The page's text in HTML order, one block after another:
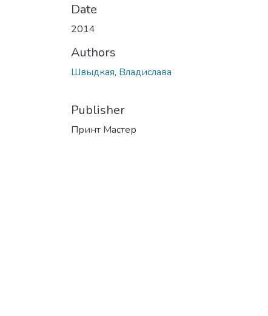
Date
2014
Authors
Швыдкая, Владислава
Publisher
Принт Мастер